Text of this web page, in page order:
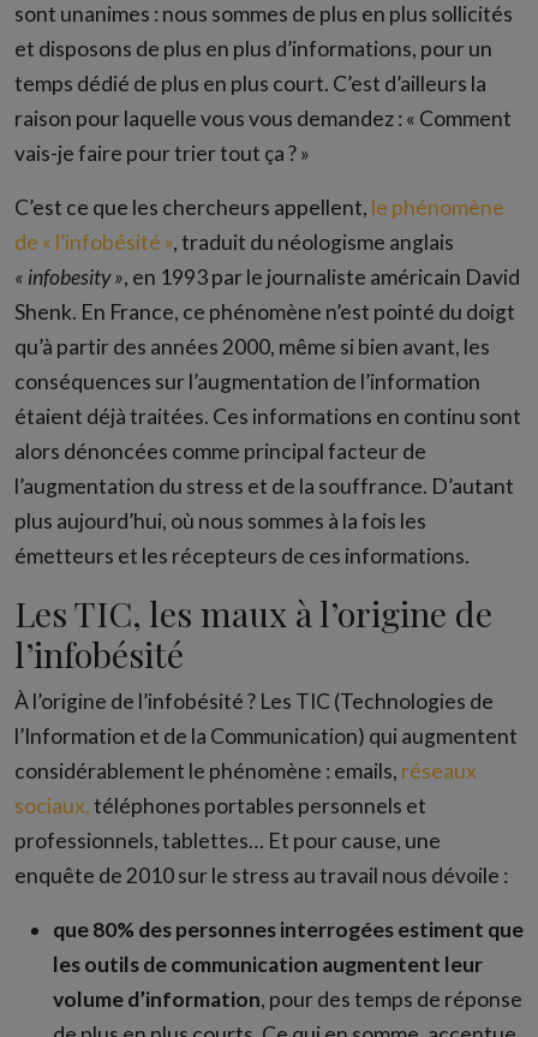
sont unanimes : nous sommes de plus en plus sollicités
et disposons de plus en plus d’informations, pour un
temps dédié de plus en plus court. C’est d’ailleurs la
raison pour laquelle vous vous demandez : « Comment
vais-je faire pour trier tout ça ? »
C’est ce que les chercheurs appellent, le phénomène
de « l’infobésité », traduit du néologisme anglais
« infobesity », en 1993 par le journaliste américain David
Shenk. En France, ce phénomène n’est pointé du doigt
qu’à partir des années 2000, même si bien avant, les
conséquences sur l’augmentation de l’information
étaient déjà traitées. Ces informations en continu sont
alors dénoncées comme principal facteur de
l’augmentation du stress et de la souffrance. D’autant
plus aujourd’hui, où nous sommes à la fois les
émetteurs et les récepteurs de ces informations.
Les TIC, les maux à l’origine de
l’infobésité
À l’origine de l’infobésité ? Les TIC (Technologies de
l’Information et de la Communication) qui augmentent
considérablement le phénomène : emails, réseaux
sociaux,téléphones portables personnels et
professionnels, tablettes… Et pour cause, une
enquête de 2010 sur le stress au travail nous dévoile :
que 80% des personnes interrogées estiment que
les outils de communication augmentent leur
volume d’information, pour des temps de réponse